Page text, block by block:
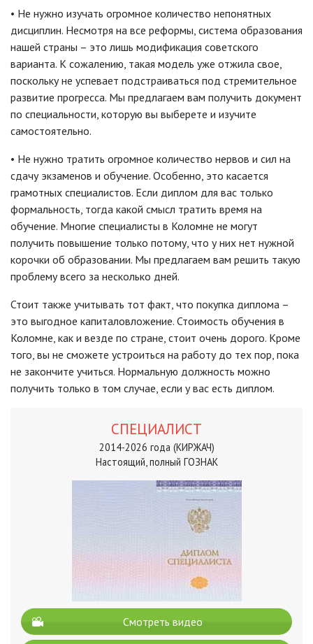
• Не нужно изучать огромное количество непонятных
дисциплин. Несмотря на все реформы, система образования
нашей страны – это лишь модификация советского
варианта. К сожалению, такая модель уже отжила свое,
поскольку не успевает подстраиваться под стремительное
развитие прогресса. Мы предлагаем вам получить документ
по специальности, которую вы выберете и изучите
самостоятельно.
• Не нужно тратить огромное количество нервов и сил на
сдачу экзаменов и обучение. Особенно, это касается
грамотных специалистов. Если диплом для вас только
формальность, тогда какой смысл тратить время на
обучение. Многие специалисты в Коломне не могут
получить повышение только потому, что у них нет нужной
корочки об образовании. Мы предлагаем вам решить такую
проблему всего за несколько дней.
Стоит также учитывать тот факт, что покупка диплома –
это выгодное капиталовложение. Стоимость обучения в
Коломне, как и везде по стране, стоит очень дорого. Кроме
того, вы не сможете устроиться на работу до тех пор, пока
не закончите учиться. Нормальную должность можно
получить только в том случае, если у вас есть диплом.
СПЕЦИАЛИСТ
2014-2026 года (КИРЖАЧ)
Настоящий, полный ГОЗНАК
Смотреть видео